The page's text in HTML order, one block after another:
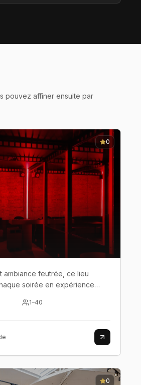
pouvez affiner ensuite par
0
ambiance feutrée, ce lieu
soirée en expérience
1–40
0